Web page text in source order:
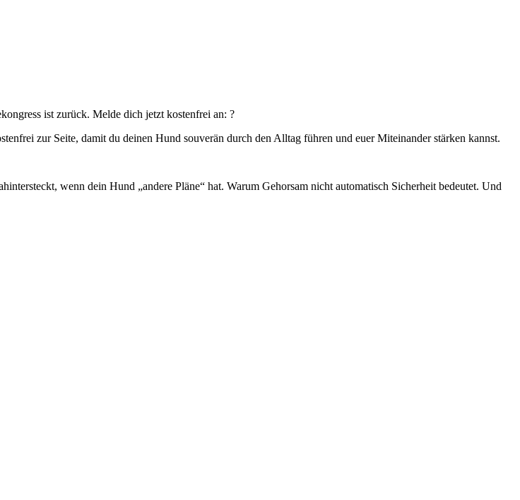
ist zurück. Melde dich jetzt kostenfrei an: ?
zur Seite, damit du deinen Hund souverän durch den Alltag führen und euer Miteinander stärken kannst.
wenn dein Hund „andere Pläne“ hat. Warum Gehorsam nicht automatisch Sicherheit bedeutet. Und